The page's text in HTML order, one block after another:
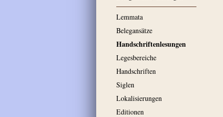
Lemmata
Belegansätze
Handschriftenlesungen
Legesbereiche
Handschriften
Siglen
Lokalisierungen
Editionen